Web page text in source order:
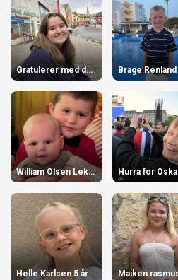
Gratulerer med dagen Lene 14 år
William Olsen Lekang 1 år
Helle Karlsen 5 år